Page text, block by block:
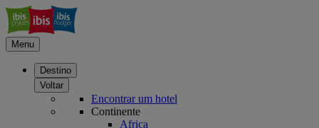
Menu
Destino
Voltar
Encontrar um hotel
Continente
Africa